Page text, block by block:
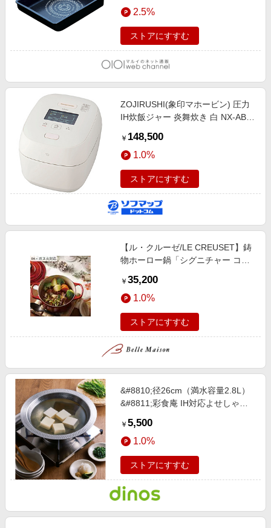
2.5%
ストアにすすむ
ZOJIRUSHI(象印マホービン) 圧力
IH炊飯ジャー 炎舞炊き 白 NX-AB10
￥ 148,500
1.0%
ストアにすすむ
【ル・クルーゼ/LE CREUSET】鋳
物ホーロー鍋「シグニチャー ココ
￥ 35,200
1.0%
ストアにすすむ
&#8810;径26cm（満水容量2.8L）
&#8811;彩食庵 IH対応よせしゃぶ
￥ 5,500
1.0%
ストアにすすむ